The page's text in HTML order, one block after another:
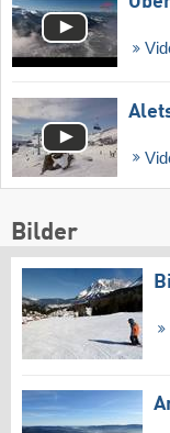
Bilder